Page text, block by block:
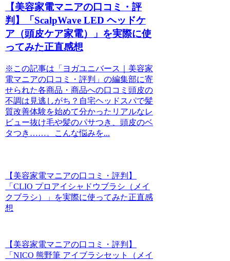
【美容家電マニアの口コミ・評
判】「ScalpWave LED ヘッドケ
ア（頭皮ケア家電）」を実際に使
ってみた正直感想
※この記事は「ヨガユニバース｜美容家
電マニアの口コミ・評判」の編集部に寄
せられた各商品・商品への口コミ頭皮の
不調は見逃しがち？自宅ヘッドスパで髪
質改善体験を始めて分かったリアルなレ
ビュー抜け毛や髪のパサつき、頭皮のベ
タつき……。こんな悩みを...
【美容家電マニアの口コミ・評判】
「CLIO プロアイシャドウブラシ（メイ
クブラシ）」を実際に使ってみた正直感
想
【美容家電マニアの口コミ・評判】
「NICO 熊野筆 アイブラシセット（メイ